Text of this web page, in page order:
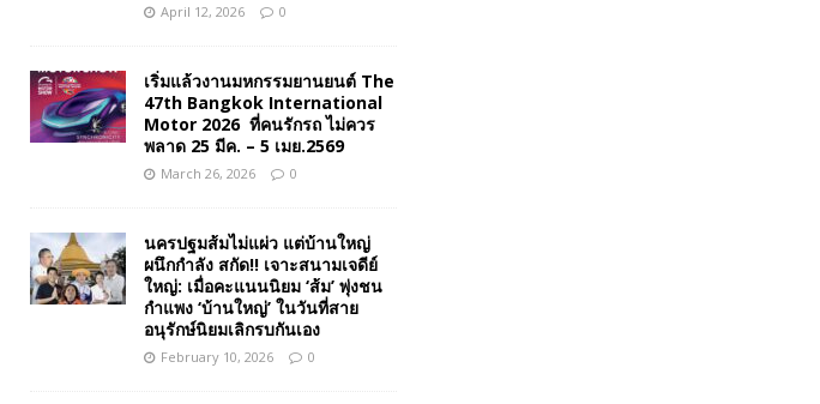
April 12, 2026 0
เริ่มแล้วงานมหกรรมยานยนต์ The
47th Bangkok International
Motor 2026 ที่คนรักรถ ไม่ควร
พลาด 25 มีค. – 5 เมย.2569
March 26, 2026 0
นครปฐมส้มไม่แผ่ว แต่บ้านใหญ่
ผนึกกำลัง สกัด!! เจาะสนามเจดีย์
ใหญ่: เมื่อคะแนนนิยม ‘ส้ม’ พุ่งชน
กำแพง ‘บ้านใหญ่’ ในวันที่สาย
อนุรักษ์นิยมเลิกรบกันเอง
February 10, 2026 0